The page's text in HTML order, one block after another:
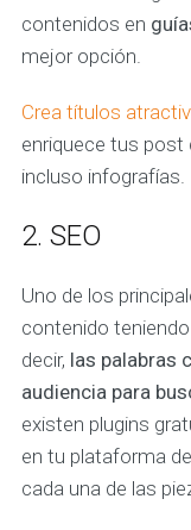
contenidos en
mejor opción.
Crea títulos
enriquece tus post
incluso infografías.
2. SEO
Uno de los
contenido
decir, las palabras
audiencia para
existen plugins
en tu plataforma
cada una de las